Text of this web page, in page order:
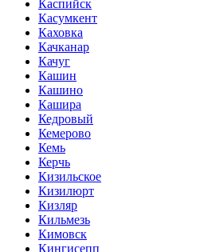
Каспийск
Касумкент
Каховка
Качканар
Качуг
Кашин
Кашино
Кашира
Кедровый
Кемерово
Кемь
Керчь
Кизильское
Кизилюрт
Кизляр
Кильмезь
Кимовск
Кингисепп